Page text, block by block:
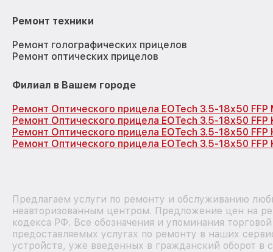
Ремонт техники
Ремонт голографических прицелов
Ремонт оптических прицелов
Филиал в Вашем городе
Ремонт Оптического прицела EOTech 3.5-18x50 FFP
Ремонт Оптического прицела EOTech 3.5-18x50 FFP
Ремонт Оптического прицела EOTech 3.5-18x50
Ремонт Оптического прицела EOTech 3.5-18x50 FFP
Предлагаем услуги по ремонту и обслуживанию
неавторизованным центром. Предложение цен на
кодекса РФ. Все обозначения и упоминания
предоставляемых услугах по ремонту в наших
устройств, уже введенных в гражданский оборот в